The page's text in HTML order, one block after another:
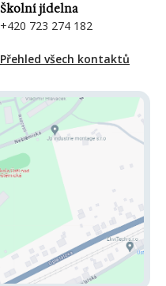
Školní jídelna
+420 723 274 182
Přehled všech kontaktů